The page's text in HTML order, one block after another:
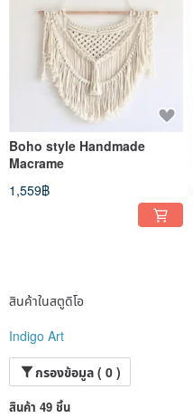
Boho style Handmade
Macrame
1,559฿
สินค้าในสตูดิโอ
Indigo Art
กรองข้อมูล ( 0 )
สินค้า 49 ชิ้น